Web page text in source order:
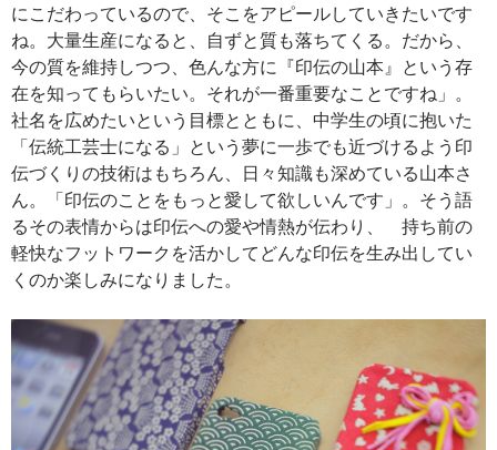
にこだわっているので、そこをアピールしていきたいです
ね。大量生産になると、自ずと質も落ちてくる。だから、
今の質を維持しつつ、色んな方に『印伝の山本』という存
在を知ってもらいたい。それが一番重要なことですね」。
社名を広めたいという目標とともに、中学生の頃に抱いた
「伝統工芸士になる」という夢に一歩でも近づけるよう印
伝づくりの技術はもちろん、日々知識も深めている山本さ
ん。「印伝のことをもっと愛して欲しいんです」。そう語
るその表情からは印伝への愛や情熱が伝わり、 持ち前の
軽快なフットワークを活かしてどんな印伝を生み出してい
くのか楽しみになりました。